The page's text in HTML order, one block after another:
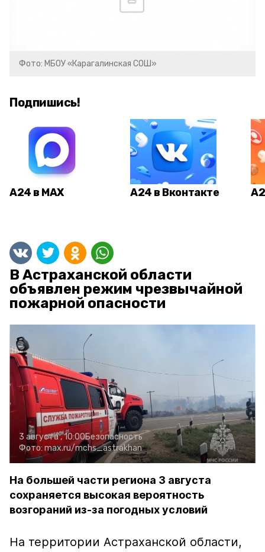
Фото: МБОУ «Карагалинская СОШ»
Подпишись!
А24 в MAX А24 в Вконтакте
В Астраханской области
объявлен режим чрезвычайной
пожарной опасности
3 августа , 10:00Безопасность
Фото: max.ru/mchs_astrakhan
На большей части региона 3 августа
сохраняется высокая вероятность
возгораний из-за погодных условий
На территории Астраханской области,